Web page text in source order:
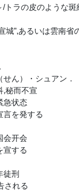
/トラの皮のような
城”,あるいは雲南省
せん）・シュアン．
,秘而不宣
急状态
言を発する
会开会
宣する
徒刑
される